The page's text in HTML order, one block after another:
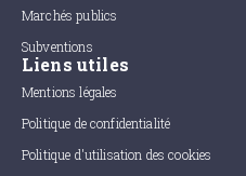
Marchés publics
Subventions
Liens utiles
Mentions légales
Politique de confidentialité
Politique d'utilisation des cookies